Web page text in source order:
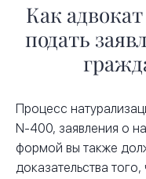
Как
подать
Процесс
N-400, заявления о
формой вы также
доказательства